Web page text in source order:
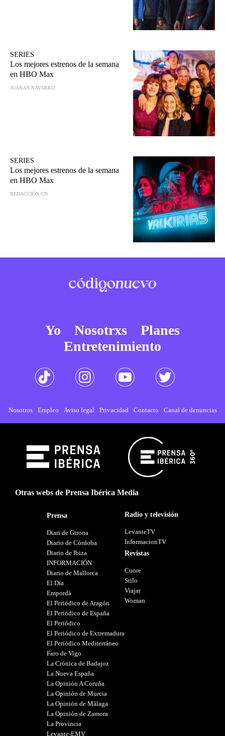
SERIES
Los mejores estrenos de la semana
en HBO Max
JUANAN NAVARRO
SERIES
Los mejores estrenos de la semana
en HBO Max
REDACCIÓN CN
Yo Nosotrxs
Planes
Entretenimiento
Nosotros Empleo Aviso legal Privacidad Contacto Canal de denuncias
Otras webs de Prensa Ibérica Media
Prensa
Diari de Girona
Diario de Córdoba
Diario de Ibiza
INFORMACIÓN
Diario de Mallorca
El Día
Empordà
El Periódico de Aragón
El Periódico de España
El Periódico
El Periódico de Extremadura
El Periódico Mediterráneo
Faro de Vigo
La Crónica de Badajoz
La Nueva España
La Opinión A Coruña
La Opinión de Murcia
La Opinión de Málaga
La Opinión de Zamora
La Provincia
Levante-EMV
Radio y televisión
LevanteTV
InformacionTV
Revistas
Cuore
Stilo
Viajar
Woman